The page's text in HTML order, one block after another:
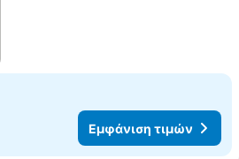
Εμφάνιση τιμών